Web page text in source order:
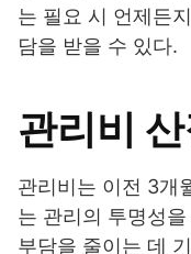
는 필요 시 언제든
담을 받을 수 있다.
관리비
관리비는 이전 3개
는 관리의 투명성
부담을 줄이는 데